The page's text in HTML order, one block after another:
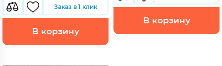
Заказ в 1 клик
В корзину
В корзину